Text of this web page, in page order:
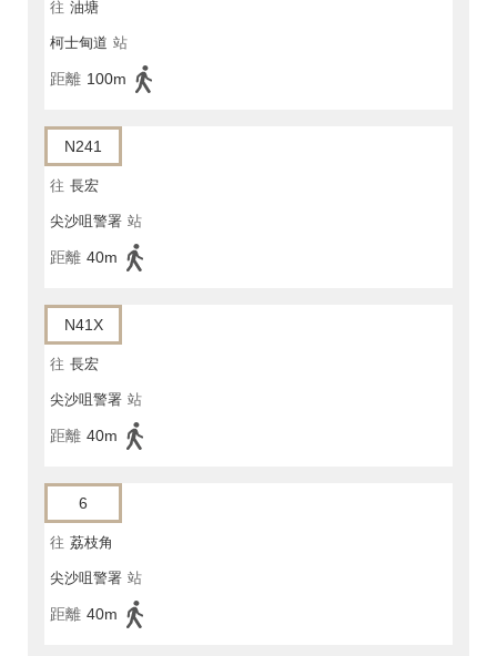
往 油塘
柯士甸道 站
距離 100m
N241
往 長宏
尖沙咀警署 站
距離 40m
N41X
往 長宏
尖沙咀警署 站
距離 40m
6
往 荔枝角
尖沙咀警署 站
距離 40m